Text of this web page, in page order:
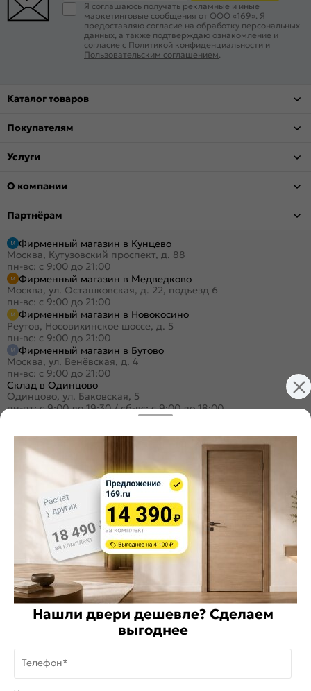
Я соглашаюсь получать рекламные и иные
маркетинговые сообщения от ООО «169». Я
предоставляю согласие на обработку персональных
данных, а также подтверждаю ознакомление и
согласие с Политикой конфиденциальности и
Пользовательским соглашением.
Каталог товаров
Покупателям
Услуги
О компании
Партнёрам
Фирменный магазин в Кунцево
Москва, Кутузовский проспект, д. 88
пн-вс: с 9:00 до 21:00
Фирменный магазин в Медведково
Москва, ул. Осташковская, д. 22, подъезд 6
пн-вс: с 9:00 до 21:00
Фирменный магазин в Новокосино
Реутов, Носовихинское шоссе, д. 5
пн-вс: с 9:00 до 21:00
Фирменный магазин в Бутово
Москва, ул. Венёвская, д. 4
пн-вс: с 9:00 до 21:00
Склад в Одинцово
Одинцово, ул. Баковская, 5
пн-пт: с 9:00 до 19:30/сб-вс: с 9:00 до 18:00
+7 (495) 984-16-99
Заказать звонок
Стать дилером
Расскажите о нас
Поделиться
Оцените магазин
ИКС 1340
© 2010—2026 Склад Дверей 169.RU
Пользовательское соглашение
Нашли двери дешевле? Сделаем
выгоднее
Телефон*